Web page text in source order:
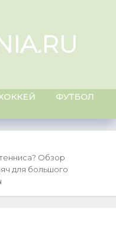
ФУТБОЛ
Обзор
для большого